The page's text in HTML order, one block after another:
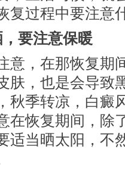
复过程中要注意
要注意保暖
，在那恢复期
肤，也是会导致
秋季转凉，白癜
在恢复期间，除
适当晒太阳，不